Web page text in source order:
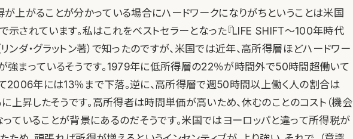
が上がることが分かっている場合にハードワークになりがちということは米国
示されています。私はこれをベストセラーとなった『LIFE SHIFT〜100年時代
リンダ・グラットン著）で知ったのですが、米国では近年、高所得層ほどハードワー
強まっているそうです。1979年に低所得層の22％が時間外で50時間超働いて
2006年には13％まで下落。逆に、高所得層で週50時間以上働く人の割合は
上昇したそうです。高所得者は時間単価が高いため、休むのことのコスト（機会
っていることが背景にあるのだそうです。米国ではヨーロッパと違って所得税が